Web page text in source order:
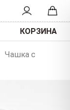
КОРЗИНА
Чашка с